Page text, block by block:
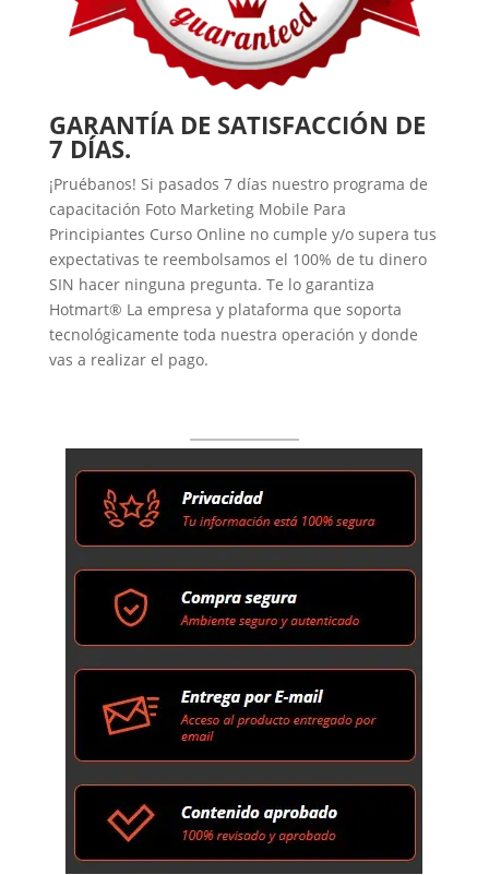
GARANTÍA DE SATISFACCIÓN DE
7 DÍAS.
¡Pruébanos! Si pasados 7 días nuestro programa de
capacitación Foto Marketing Mobile Para
Principiantes Curso Online no cumple y/o supera tus
expectativas te reembolsamos el 100% de tu dinero
SIN hacer ninguna pregunta. Te lo garantiza
Hotmart® La empresa y plataforma que soporta
tecnológicamente toda nuestra operación y donde
vas a realizar el pago.